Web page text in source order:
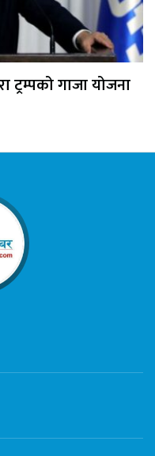
ट्रम्पको गाजा योजना